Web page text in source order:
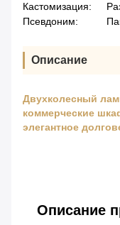
Кастомизация:
Псевдоним:
Описание
Двухколесный
коммерческие
элегантное
Описание